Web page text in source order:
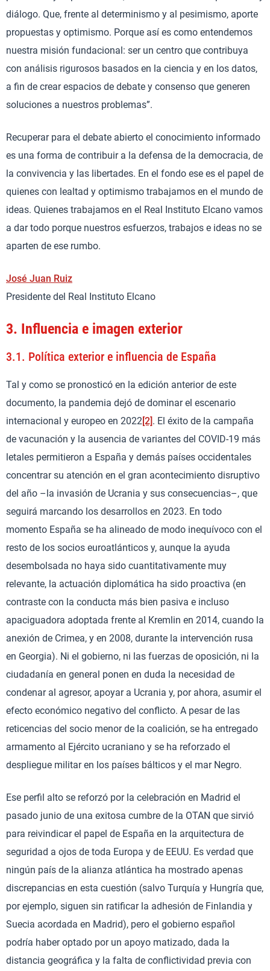
diálogo. Que, frente al determinismo y al pesimismo, aporte
propuestas y optimismo. Porque así es como entendemos
nuestra misión fundacional: ser un centro que contribuya
con análisis rigurosos basados en la ciencia y en los datos,
a fin de crear espacios de debate y consenso que generen
soluciones a nuestros problemas”.
Recuperar para el debate abierto el conocimiento informado
es una forma de contribuir a la defensa de la democracia, de
la convivencia y las libertades. En el fondo ese es el papel de
quienes con lealtad y optimismo trabajamos en el mundo de
ideas. Quienes trabajamos en el Real Instituto Elcano vamos
a dar todo porque nuestros esfuerzos, trabajos e ideas no se
aparten de ese rumbo.
José Juan Ruiz
Presidente del Real Instituto Elcano
3. Influencia e imagen exterior
3.1. Política exterior e influencia de España
Tal y como se pronosticó en la edición anterior de este
documento, la pandemia dejó de dominar el escenario
internacional y europeo en 2022 [2]. El éxito de la campaña
de vacunación y la ausencia de variantes del COVID-19 más
letales permitieron a España y demás países occidentales
concentrar su atención en el gran acontecimiento disruptivo
del año –la invasión de Ucrania y sus consecuencias–, que
seguirá marcando los desarrollos en 2023. En todo
momento España se ha alineado de modo inequívoco con el
resto de los socios euroatlánticos y, aunque la ayuda
desembolsada no haya sido cuantitativamente muy
relevante, la actuación diplomática ha sido proactiva (en
contraste con la conducta más bien pasiva e incluso
apaciguadora adoptada frente al Kremlin en 2014, cuando la
anexión de Crimea, y en 2008, durante la intervención rusa
en Georgia). Ni el gobierno, ni las fuerzas de oposición, ni la
ciudadanía en general ponen en duda la necesidad de
condenar al agresor, apoyar a Ucrania y, por ahora, asumir el
efecto económico negativo del conflicto. A pesar de las
reticencias del socio menor de la coalición, se ha entregado
armamento al Ejército ucraniano y se ha reforzado el
despliegue militar en los países bálticos y el mar Negro.
Ese perfil alto se reforzó por la celebración en Madrid el
pasado junio de una exitosa cumbre de la OTAN que sirvió
para reivindicar el papel de España en la arquitectura de
seguridad a ojos de toda Europa y de EEUU. Es verdad que
ningún país de la alianza atlántica ha mostrado apenas
discrepancias en esta cuestión (salvo Turquía y Hungría que,
por ejemplo, siguen sin ratificar la adhesión de Finlandia y
Suecia acordada en Madrid), pero el gobierno español
podría haber optado por un apoyo matizado, dada la
distancia geográfica y la falta de conflictividad previa con